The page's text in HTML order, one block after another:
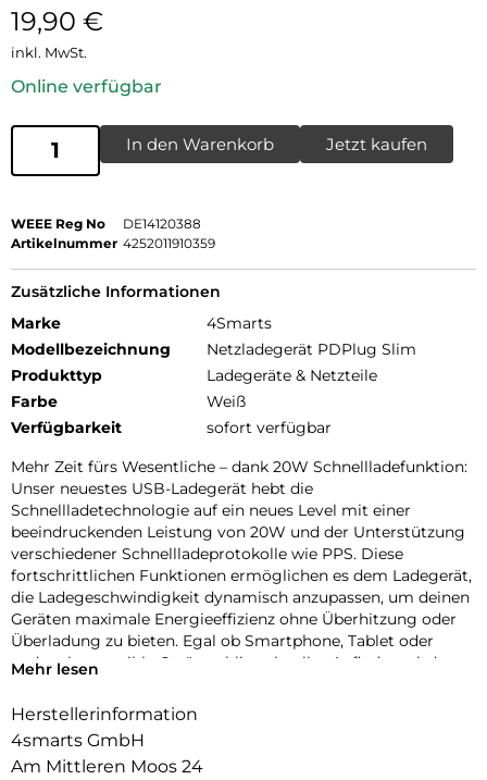
19,90 €
inkl. MwSt.
Online verfügbar
In den Warenkorb Jetzt kaufen
WEEE Reg No
DE14120388
Artikelnummer 4252011910359
Zusätzliche Informationen
Marke
4Smarts
Modellbezeichnung
Netzladegerät PDPlug Slim
Produkttyp
Ladegeräte & Netzteile
Farbe
Weiß
Verfügbarkeit
sofort verfügbar
Mehr Zeit fürs Wesentliche – dank 20W Schnellladefunktion:
Unser neuestes USB-Ladegerät hebt die
Schnellladetechnologie auf ein neues Level mit einer
beeindruckenden Leistung von 20W und der Unterstützung
verschiedener Schnellladeprotokolle wie PPS. Diese
fortschrittlichen Funktionen ermöglichen es dem Ladegerät,
die Ladegeschwindigkeit dynamisch anzupassen, um deinen
Geräten maximale Energieeffizienz ohne Überhitzung oder
Überladung zu bieten. Egal ob Smartphone, Tablet oder
andere kompatible Geräte – blitzschnelles Aufladen wird
das Wesentliche lassen. Ein unverzichtbarer Begleiter für
Modernes Design trifft modernen Lifestyle:
Mehr lesen
Herstellerinformation
4smarts GmbH
Am Mittleren Moos 24